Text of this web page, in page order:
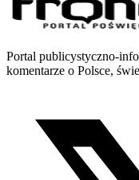
Portal publicystyczno-
komentarze o Polsce,